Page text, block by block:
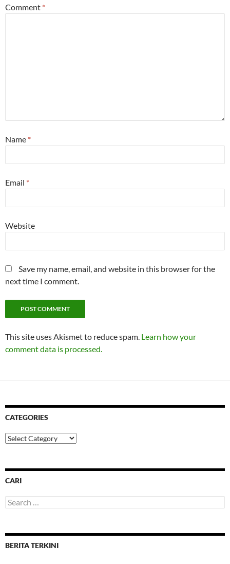
Comment *
Name *
Email *
Website
Save my name, email, and website in this browser for the
next time I comment.
This site uses Akismet to reduce spam. Learn how your
comment data is processed.
CATEGORIES
Categories
CARI
Search
for:
BERITA TERKINI